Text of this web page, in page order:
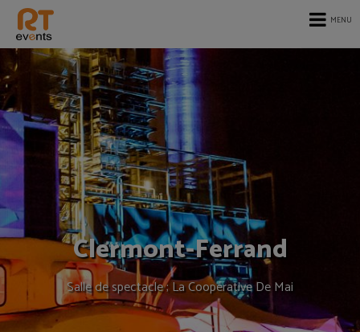
MENU
Clermont-Ferrand
Salle de spectacle ; La Coopérative De Mai